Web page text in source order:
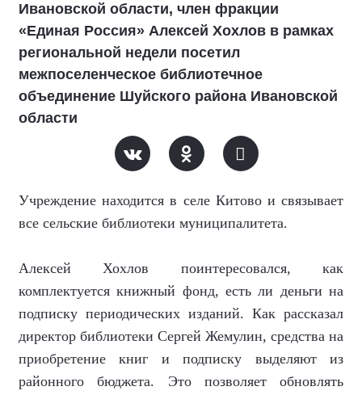
Ивановской области, член фракции
«Единая Россия» Алексей Хохлов в рамках
региональной недели посетил
межпоселенческое библиотечное
объединение Шуйского района Ивановской
области
Учреждение находится в селе Китово и связывает
все сельские библиотеки муниципалитета.
Алексей Хохлов поинтересовался, как
комплектуется книжный фонд, есть ли деньги на
подписку периодических изданий. Как рассказал
директор библиотеки Сергей Жемулин, средства на
приобретение книг и подписку выделяют из
районного бюджета. Это позволяет обновлять